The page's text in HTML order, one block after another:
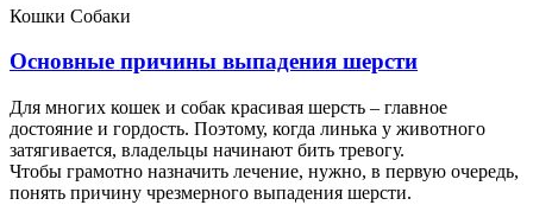
Кошки Собаки
Основные причины выпадения шерсти
Для многих кошек и собак красивая шерсть – главное
достояние и гордость. Поэтому, когда линька у животного
затягивается, владельцы начинают бить тревогу.
Чтобы грамотно назначить лечение, нужно, в первую очередь,
понять причину чрезмерного выпадения шерсти.